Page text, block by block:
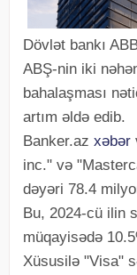
Dövlət bankı
ABŞ-nin iki
bahalaşması
artım əldə edib.
Banker.az xəbər
inc." və
dəyəri 78.4
Bu, 2024-cü ilin
müqayisədə
Xüsusilə "Visa"